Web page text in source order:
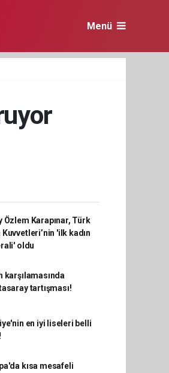
Menü
Özlem Karapınar, Türk
Kuvvetleri’nin 'ilk kadın
oldu
karşılamasında
tartışması!
en iyi liseleri belli
kısa mesafeli